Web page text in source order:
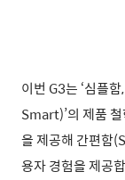
이번 G3는 ‘심플
Smart)’의 제품
을 제공해 간편함
용자 경험을 제공